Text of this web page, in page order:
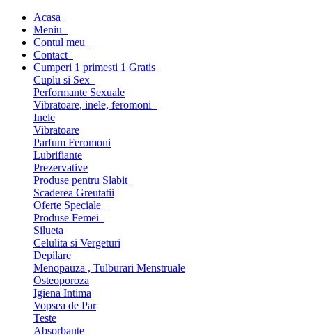
Acasa
Meniu
Contul meu
Contact
Cumperi 1 primesti 1 Gratis
Cuplu si Sex
Performante Sexuale
Vibratoare, inele, feromoni
Inele
Vibratoare
Parfum Feromoni
Lubrifiante
Prezervative
Produse pentru Slabit
Scaderea Greutatii
Oferte Speciale
Produse Femei
Silueta
Celulita si Vergeturi
Depilare
Menopauza , Tulburari Menstruale
Osteoporoza
Igiena Intima
Vopsea de Par
Teste
Absorbante